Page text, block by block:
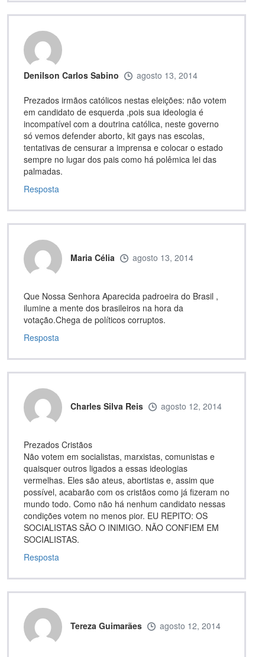
Denilson Carlos Sabino agosto 13, 2014
Prezados irmãos católicos nestas eleições: não votem
em candidato de esquerda ,pois sua ideologia é
incompatível com a doutrina católica, neste governo
só vemos defender aborto, kit gays nas escolas,
tentativas de censurar a imprensa e colocar o estado
sempre no lugar dos pais como há polêmica lei das
palmadas.
Resposta
Maria Célia agosto 13, 2014
Que Nossa Senhora Aparecida padroeira do Brasil ,
ilumine a mente dos brasileiros na hora da
votação.Chega de políticos corruptos.
Resposta
Charles Silva Reis agosto 12, 2014
Prezados Cristãos
Não votem em socialistas, marxistas, comunistas e
quaisquer outros ligados a essas ideologias
vermelhas. Eles são ateus, abortistas e, assim que
possível, acabarão com os cristãos como já fizeram no
mundo todo. Como não há nenhum candidato nessas
condições votem no menos pior. EU REPITO: OS
SOCIALISTAS SÃO O INIMIGO. NÃO CONFIEM EM
SOCIALISTAS.
Resposta
Tereza Guimarães agosto 12, 2014